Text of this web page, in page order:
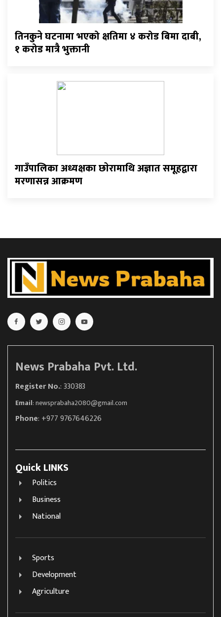
तिनकुने घटनामा भएको क्षतिमा ४ करोड बिमा दाबी,
१ करोड मात्रै भुक्तानी
गाउँपालिका अध्यक्षका छाेरामाथि अज्ञात समूहद्वारा
मरणासन्न आक्रमण
News Prabaha Pvt. Ltd.
Register No.: 330383
Email:newsprabaha2080@gmail.com
Phone: +977 9767646226
Quick LINKS
Politics
Business
National
Sports
Development
Agriculture